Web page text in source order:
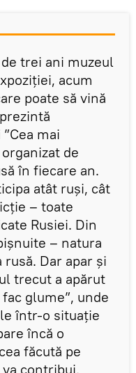
trei ani muzeul
acum
poate să vină
mai
de
în fiecare an.
atât ruși, cât
– toate
Rusiei. Din
– natura
Dar apar și
trecut a apărut
glume”, unde
într-o situație
încă o
făcută pe
contribui,